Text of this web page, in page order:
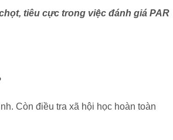
tiêu cực trong việc đánh giá PAR
Còn điều tra xã hội học hoàn toàn